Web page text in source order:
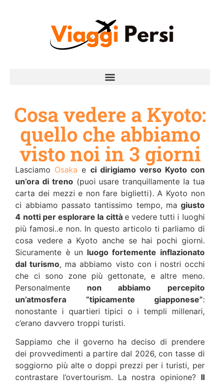
Cosa vedere a Kyoto:
quello che abbiamo
visto noi in 3 giorni
Lasciamo Osaka e ci dirigiamo verso Kyoto con
un’ora di treno(puoi usare tranquillamente la tua
carta dei mezzi e non fare biglietti). A Kyoto non
ci abbiamo passato tantissimo tempo, ma giusto
4 notti per esplorare la città e vedere tutti i luoghi
più famosi..e non. In questo articolo ti parliamo di
cosa vedere a Kyoto anche se hai pochi giorni.
Sicuramente è un luogo fortemente inflazionato
dal turismo, ma abbiamo visto con i nostri occhi
che ci sono zone più gettonate, e altre meno.
Personalmente non abbiamo percepito
un’atmosfera “tipicamente giapponese”:
nonostante i quartieri tipici o i templi millenari,
c’erano davvero troppi turisti.
Sappiamo che il governo ha deciso di prendere
dei provvedimenti a partire dal 2026, con tasse di
soggiorno più alte o doppi prezzi per i turisti, per
contrastare l’overtourism. La nostra opinione? Il